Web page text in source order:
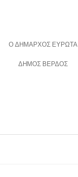
Ο ΔΗΜΑΡΧΟΣ ΕΥΡΩΤΑ
ΔΗΜΟΣ ΒΕΡΔΟΣ